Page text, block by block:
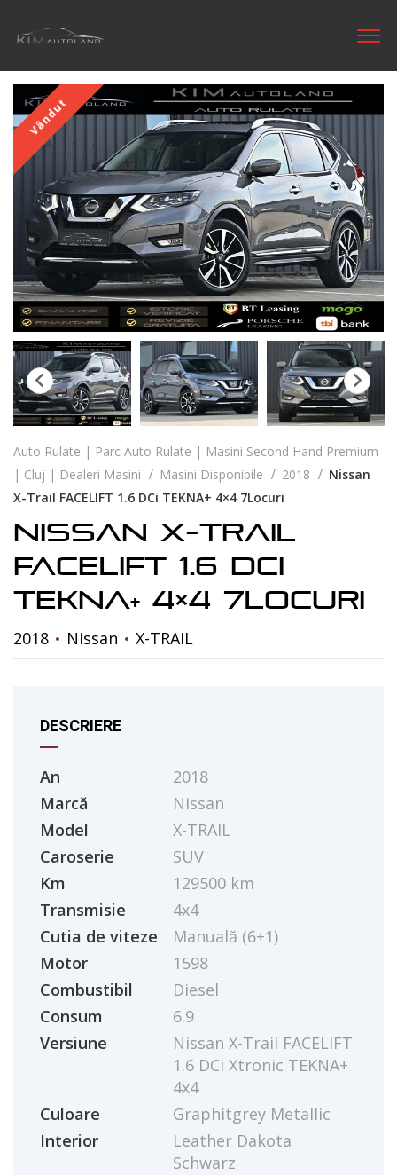
Vândut
Auto Rulate | Parc Auto Rulate | Masini Second Hand Premium
| Cluj | Dealeri Masini
Masini Disponibile 2018
Nissan
X-Trail FACELIFT 1.6 DCi TEKNA+ 4×4 7Locuri
Nissan X-Trail
FACELIFT 1.6 DCi
TEKNA+ 4×4 7Locuri
2018 Nissan X-TRAIL
DESCRIERE
An
2018
Marcă
Nissan
Model
X-TRAIL
Caroserie
SUV
Km
129500 km
Transmisie
4x4
Cutia de viteze
Manuală (6+1)
Motor
1598
Combustibil
Diesel
Consum
6.9
Versiune
Nissan X-Trail FACELIFT
1.6 DCi Xtronic TEKNA+
4x4
Culoare
Graphitgrey Metallic
Interior
Leather Dakota
Schwarz